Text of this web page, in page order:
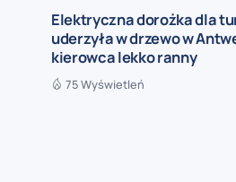
Elektryczna dorożka dla
uderzyła w drzewo w
kierowca lekko ranny
75 Wyświetleń